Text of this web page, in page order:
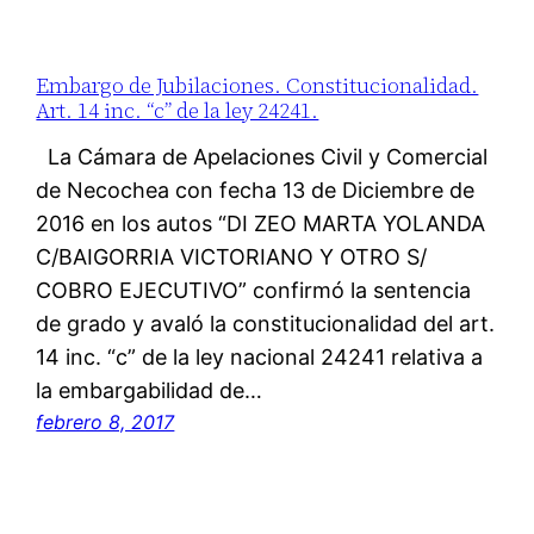
Embargo de Jubilaciones. Constitucionalidad.
Art. 14 inc. “c” de la ley 24241.
La Cámara de Apelaciones Civil y Comercial
de Necochea con fecha 13 de Diciembre de
2016 en los autos “DI ZEO MARTA YOLANDA
C/BAIGORRIA VICTORIANO Y OTRO S/
COBRO EJECUTIVO” confirmó la sentencia
de grado y avaló la constitucionalidad del art.
14 inc. “c” de la ley nacional 24241 relativa a
la embargabilidad de…
febrero 8, 2017